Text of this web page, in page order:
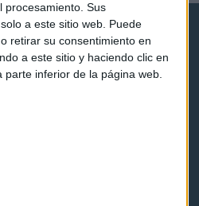
procesamiento. Sus
a este sitio web. Puede
retirar su consentimiento en
a este sitio y haciendo clic en
inferior de la página web.